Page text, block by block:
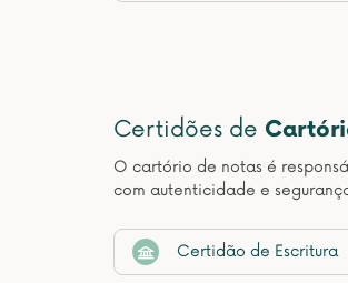
Certidões de
O cartório de notas é
com autenticidade e
Certidão de Escritura